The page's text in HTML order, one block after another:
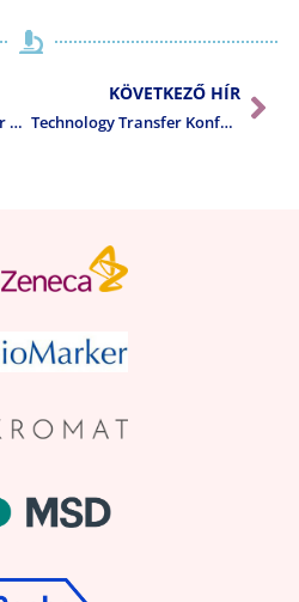
Hungarian Slide Seminar March 2017
KÖVETKEZŐ HÍR
Technology Transfer Konferencia 2017